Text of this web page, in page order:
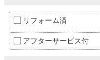
リフォーム済
アフターサービス付